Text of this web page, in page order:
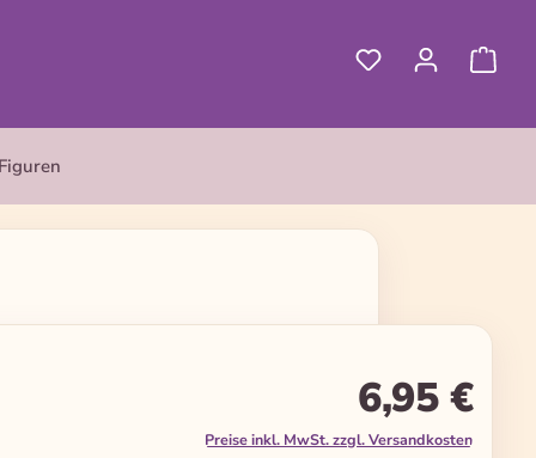
6,95 €
Preise inkl. MwSt. zzgl. Versandkosten